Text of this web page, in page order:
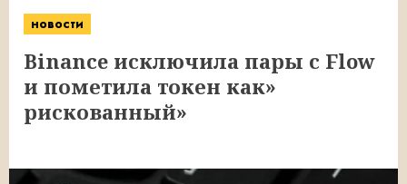
новости
Binance исключила пары с Flow
и пометила токен как»
рискованный»